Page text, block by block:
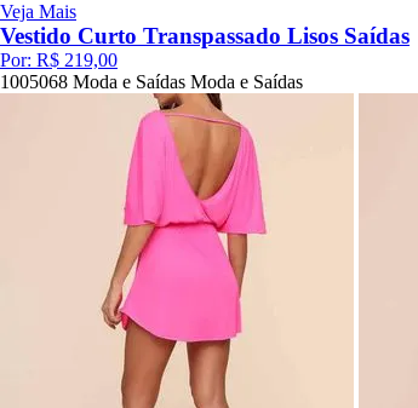
Veja Mais
Vestido Curto Transpassado Lisos Saídas
Por: R$ 219,00
1005068 Moda e Saídas Moda e Saídas